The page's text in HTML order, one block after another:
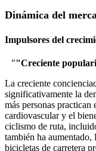
Dinámica del
Impulsores del
""Creciente
La creciente
significativamente la
más personas
cardiovascular y el
ciclismo de ruta,
también ha
bicicletas de carretera